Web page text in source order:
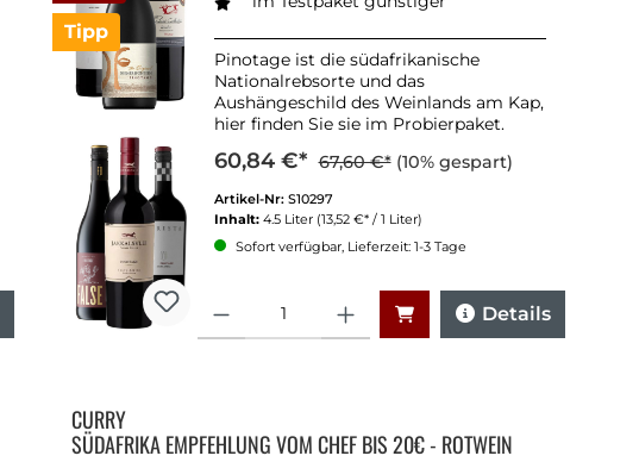
Tipp
Pinotage ist die südafrikanische
Nationalrebsorte und das
Aushängeschild des Weinlands am Kap,
hier finden Sie sie im Probierpaket.
60,84 €* 67,60 €* (10% gespart)
Artikel-Nr: S10297
Inhalt: 4.5 Liter (13,52 €* / 1 Liter)
Sofort verfügbar, Lieferzeit: 1-3 Tage
Details
CURRY
SÜDAFRIKA EMPFEHLUNG VOM CHEF BIS 20€ - ROTWEIN